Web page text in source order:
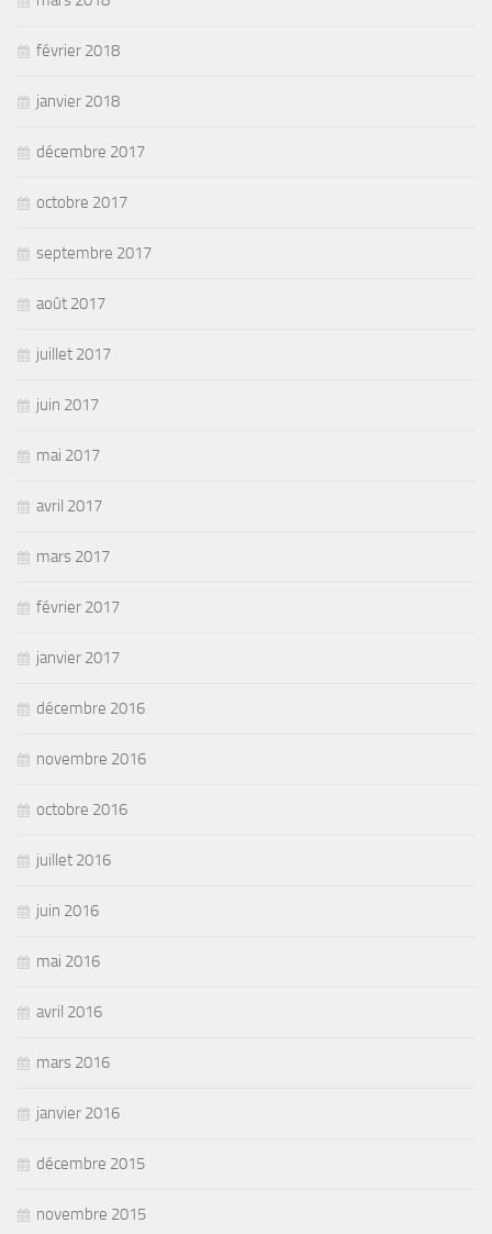
février 2018
janvier 2018
décembre 2017
octobre 2017
septembre 2017
août 2017
juillet 2017
juin 2017
mai 2017
avril 2017
mars 2017
février 2017
janvier 2017
décembre 2016
novembre 2016
octobre 2016
juillet 2016
juin 2016
mai 2016
avril 2016
mars 2016
janvier 2016
décembre 2015
novembre 2015